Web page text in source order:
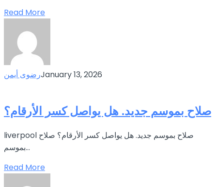
Read More
رضوى أيمنJanuary 13, 2026
صلاح بموسم جديد. هل يواصل كسر الأرقام؟
liverpool صلاح بموسم جديد. هل يواصل كسر الأرقام؟ صلاح
بموسم...
Read More